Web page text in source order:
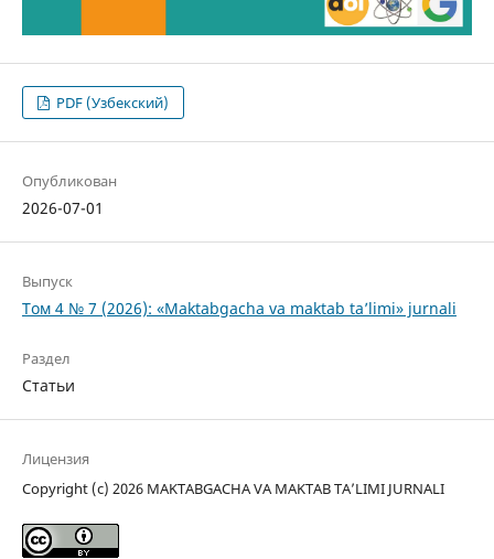
PDF (Узбекский)
Опубликован
2026-07-01
Выпуск
Том 4 № 7 (2026): «Maktabgacha va maktab ta’limi» jurnali
Раздел
Статьи
Лицензия
Copyright (c) 2026 MAKTABGACHA VA MAKTAB TA’LIMI JURNALI